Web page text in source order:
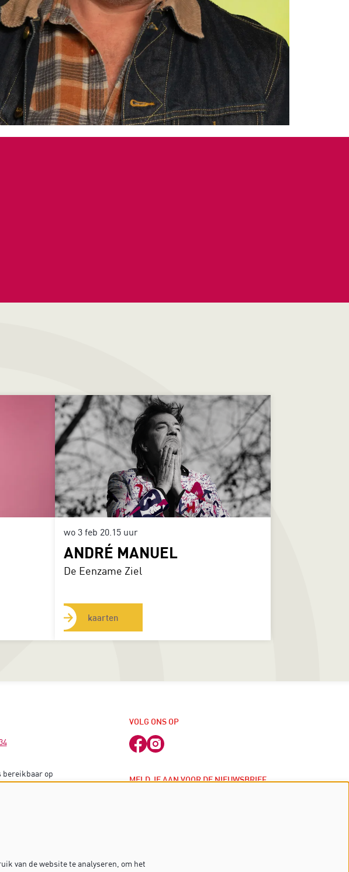
ANDRÉ MANUEL
De Eenzame Ziel
wo 3 feb 20.15 uur
kaarten
bereikbaar op
VOLG ONS OP
MELD JE AAN VOOR DE NIEUWSBRIEF
van de website te analyseren, om het